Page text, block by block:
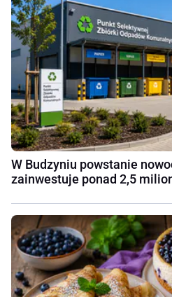
W Budzyniu powstanie
zainwestuje ponad 2,5